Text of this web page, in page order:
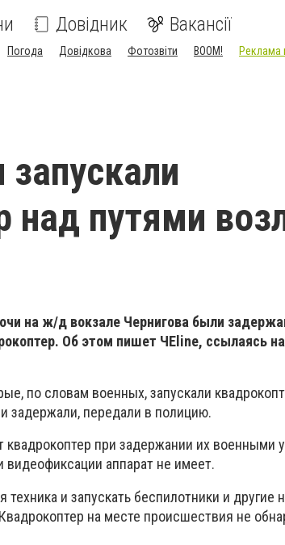
Довідник Вакансії
Погода Довідкова Фотозвіти BOOM! Реклама
над путями
на ж/д вокзале Чернигова были
Об этом пишет ЧЕline, ссылаясь
по словам военных, запускали
задержали, передали в полицию.
при задержании их военными
видеофиксации аппарат не имеет.
техника и запускать беспилотники и другие
на месте происшествия не